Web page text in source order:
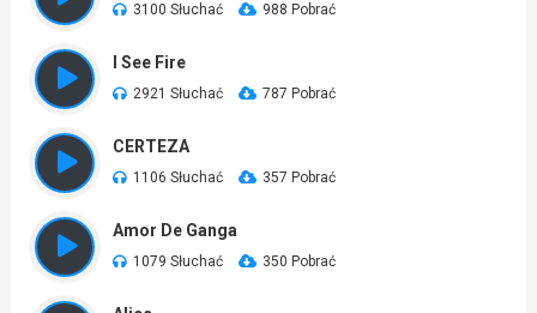
3100 Słuchać 988 Pobrać
I See Fire
2921 Słuchać 787 Pobrać
CERTEZA
1106 Słuchać 357 Pobrać
Amor De Ganga
1079 Słuchać 350 Pobrać